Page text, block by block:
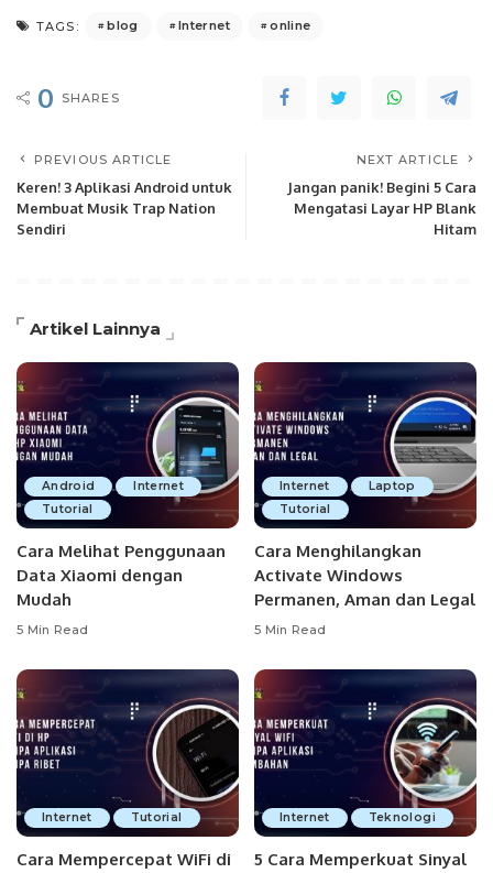
TAGS: blog Internet online
0 SHARES
PREVIOUS ARTICLE
Keren! 3 Aplikasi Android untuk
Membuat Musik Trap Nation
Sendiri
NEXT ARTICLE
Jangan panik! Begini 5 Cara
Mengatasi Layar HP Blank
Hitam
Artikel Lainnya
Android
Internet
Tutorial
Cara Melihat Penggunaan
Data Xiaomi dengan
Mudah
5 Min Read
Internet
Laptop
Tutorial
Cara Menghilangkan
Activate Windows
Permanen, Aman dan Legal
5 Min Read
Internet Tutorial
Cara Mempercepat WiFi di
Internet Teknologi
5 Cara Memperkuat Sinyal